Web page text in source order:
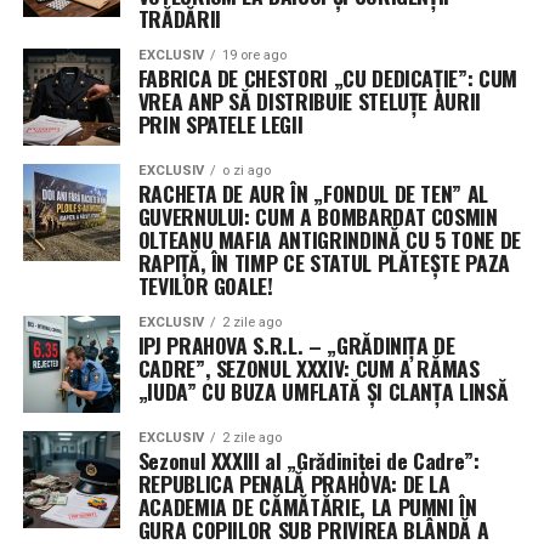
Armata de „Vipi” și Cenzorii: Un
Consiliu Director mai mare decât o
primărie de comună
Dacă v-ați fi imaginat că o asociație se conduce cu doi-
trei oameni, vă înșelați amarnic. Setea de funcții este
atât de mare încât Consiliul Director al ARSP a fost
„extins” chirurgical, de la 15 la 18 membri. Că doar e loc
pentru toată lumea sub soarele dreptului penal!
Departamentele sunt împărțite cu o precizie de
ceasornic elvețian: Petre Buneci se ocupă de organizare,
Adrian-Mihai Hotca de știință (că tot e „științifică”
asociația), iar Vasile Drăghici îi suflă în ceafă lui Udroiu
din postura de Secretar General Adjunct. Banii – acea
resursă vulgară, dar necesară – sunt lăsați pe mâna
expertei Simona Mihaela Andrei, care ocupă funcția de
Trezorier și face parte, evident, din Biroul Consiliului
TRĂDĂRII
EXCLUSIV 19 ore ago
FABRICA DE CHESTORI „CU DEDICAȚIE”: CUM
VREA ANP SĂ DISTRIBUIE STELUȚE AURII
PRIN SPATELE LEGII
EXCLUSIV o zi ago
RACHETA DE AUR ÎN „FONDUL DE TEN” AL
GUVERNULUI: CUM A BOMBARDAT COSMIN
OLTEANU MAFIA ANTIGRINDINĂ CU 5 TONE DE
RAPIȚĂ, ÎN TIMP CE STATUL PLĂTEȘTE PAZA
TEVILOR GOALE!
EXCLUSIV 2 zile ago
IPJ PRAHOVA S.R.L. – „GRĂDINIȚA DE
CADRE”, SEZONUL XXXIV: CUM A RĂMAS
„IUDA” CU BUZA UMFLATĂ ȘI CLANȚA LINSĂ
EXCLUSIV 2 zile ago
Sezonul XXXIII al „Grădiniței de Cadre”:
REPUBLICA PENALĂ PRAHOVA: DE LA
ACADEMIA DE CĂMĂTĂRIE, LA PUMNI ÎN
GURA COPIILOR SUB PRIVIREA BLÂNDĂ A